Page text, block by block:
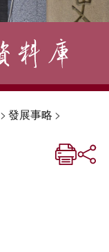
> 發展事略 >